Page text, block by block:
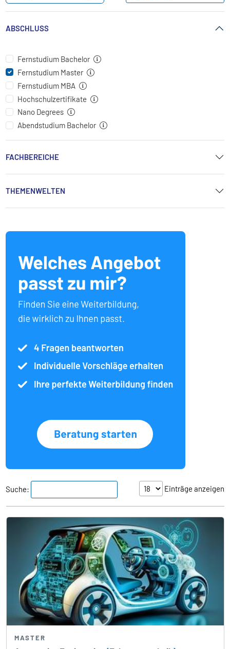
ABSCHLUSS
Fernstudium Bachelor
Fernstudium Master
Fernstudium MBA
Hochschulzertifikate
Nano Degrees
Abendstudium Bachelor
FACHBEREICHE
THEMENWELTEN
Einträge anzeigen
Suche:
MASTER